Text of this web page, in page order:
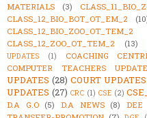
MATERIALS
(3)
CLASS_12_BIO_BOT_OT_EM_2
CLASS_12_BIO_ZOO_OT_TEM_2
CLASS_12_ZOO_OT_TEM_2
(13)
UPDATES
(1) COACHING
COMPUTER TEACHERS
UPDATES (28) COURT UPDATES
UPDATES (27) CRC (1) CSE (2)
D.A G.O (5) D.A NEWS (8) DEE